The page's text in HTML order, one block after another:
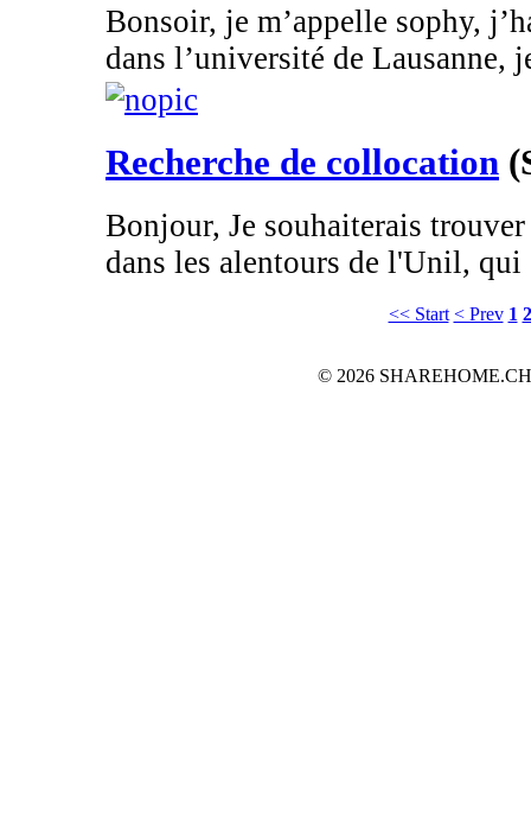
Bonsoir, je m’appelle sophy,
dans l’université de Lausanne,
Recherche de collocation
Bonjour, Je souhaiterais
dans les alentours de l'Unil, qui
<< Start < Prev 1 2
© 2026